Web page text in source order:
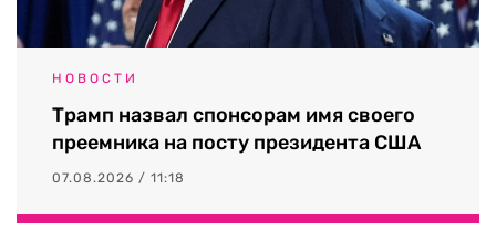
НОВОСТИ
Трамп назвал спонсорам имя своего
преемника на посту президента США
07.08.2026 / 11:18